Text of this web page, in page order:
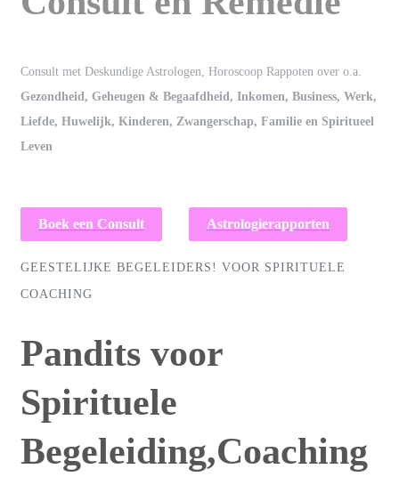
Consult met Deskundige Astrologen, Horoscoop Rappoten over o.a.
Gezondheid, Geheugen & Begaafdheid, Inkomen, Business, Werk,
Liefde, Huwelijk, Kinderen, Zwangerschap, Familie en Spiritueel
Leven
Boek een Consult Astrologierapporten
GEESTELIJKE BEGELEIDERS! VOOR SPIRITUELE
COACHING
Pandits voor
Spirituele
Begeleiding,Coaching